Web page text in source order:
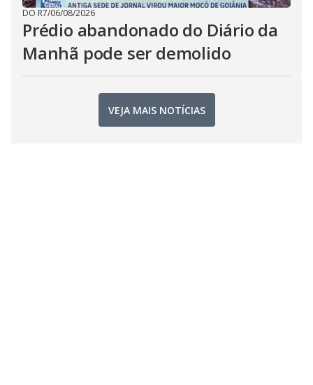
DO R7/06/08/2026
Prédio abandonado do Diário da
Manhã pode ser demolido
VEJA MAIS NOTÍCIAS